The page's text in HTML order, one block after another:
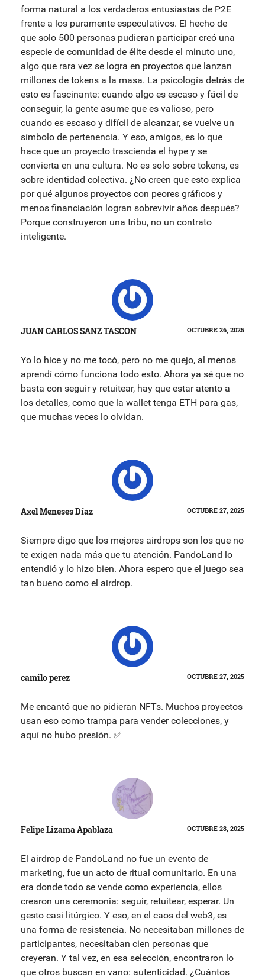
forma natural a los verdaderos entusiastas de P2E
frente a los puramente especulativos. El hecho de
que solo 500 personas pudieran participar creó una
especie de comunidad de élite desde el minuto uno,
algo que rara vez se logra en proyectos que lanzan
millones de tokens a la masa. La psicología detrás de
esto es fascinante: cuando algo es escaso y fácil de
conseguir, la gente asume que es valioso, pero
cuando es escaso y difícil de alcanzar, se vuelve un
símbolo de pertenencia. Y eso, amigos, es lo que
hace que un proyecto trascienda el hype y se
convierta en una cultura. No es solo sobre tokens, es
sobre identidad colectiva. ¿No creen que esto explica
por qué algunos proyectos con peores gráficos y
menos financiación logran sobrevivir años después?
Porque construyeron una tribu, no un contrato
inteligente.
JUAN CARLOS SANZ TASCON OCTUBRE 26, 2025
Yo lo hice y no me tocó, pero no me quejo, al menos
aprendí cómo funciona todo esto. Ahora ya sé que no
basta con seguir y retuitear, hay que estar atento a
los detalles, como que la wallet tenga ETH para gas,
que muchas veces lo olvidan.
Axel Meneses Díaz OCTUBRE 27, 2025
Siempre digo que los mejores airdrops son los que no
te exigen nada más que tu atención. PandoLand lo
entendió y lo hizo bien. Ahora espero que el juego sea
tan bueno como el airdrop.
camilo perez OCTUBRE 27, 2025
Me encantó que no pidieran NFTs. Muchos proyectos
usan eso como trampa para vender colecciones, y
aquí no hubo presión. ✅
Felipe Lizama Apablaza OCTUBRE 28, 2025
El airdrop de PandoLand no fue un evento de
marketing, fue un acto de ritual comunitario. En una
era donde todo se vende como experiencia, ellos
crearon una ceremonia: seguir, retuitear, esperar. Un
gesto casi litúrgico. Y eso, en el caos del web3, es
una forma de resistencia. No necesitaban millones de
participantes, necesitaban cien personas que
creyeran. Y tal vez, en esa selección, encontraron lo
que otros buscan en vano: autenticidad. ¿Cuántos